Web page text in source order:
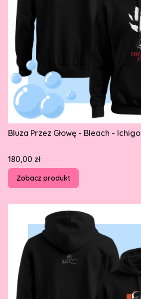
Bluza Przez Głowę - Bleach - Ichigo
Cena
180,00 zł
Zobacz produkt